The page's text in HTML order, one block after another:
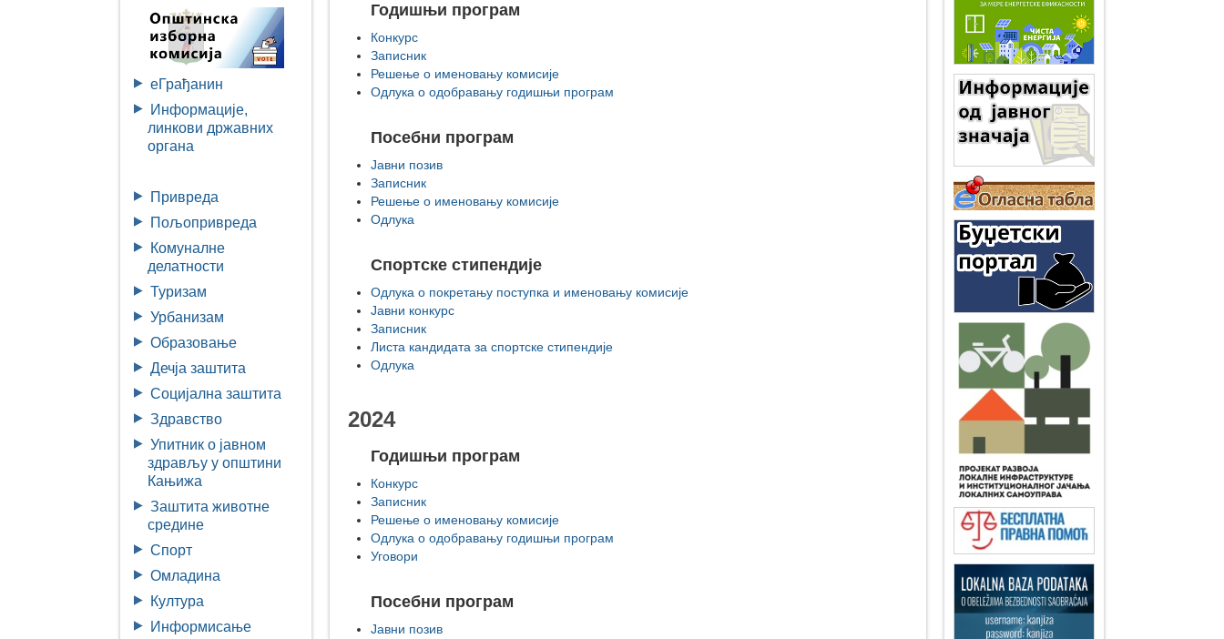
eГрађанин
Информације,
линкови државних
органа
Привреда
Пољопривреда
Комуналне
делатности
Туризам
Урбанизам
Образовање
Дечја заштита
Социјална заштита
Здравство
Упитник о јавном
здрављу у општини
Кањижа
Заштита животне
средине
Спорт
Омладина
Култура
Информисање
Годишњи програм
Конкурс
Записник
Решење о именовању комисије
Одлука о одобравању годишњи програм
Посебни програм
Јавни позив
Записник
Решење о именовању комисије
Одлука
Спортске стипендије
Одлука о покретању поступка и именовању комисије
Јавни конкурc
Записник
Листа кандидата за спортске стипендије
Одлука
2024
Годишњи програм
Конкурс
Записник
Решење о именовању комисије
Одлука о одобравању годишњи програм
Уговори
Посебни програм
Јавни позив